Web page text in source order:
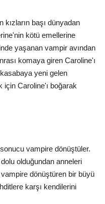
kızların başı dünyadan
kötü emellerine
yaşanan vampir avından
komaya giren Caroline'ı
yeni gelen
Caroline'ı boğarak
vampire dönüştüler.
olduğundan anneleri
dönüştüren bir büyü
karşı kendilerini